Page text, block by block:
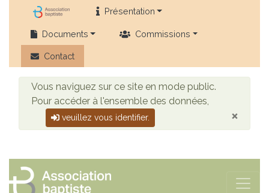
Présentation
Documents Commissions
Contact
Vous naviguez sur ce site en mode public.
Pour accéder à l'ensemble des données,
veuillez vous identifier. ×